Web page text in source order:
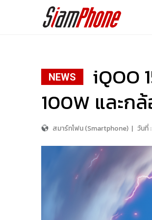
NEWS
iQOO
100W และก
สมาร์ทโฟน (Smartphone) | วันที่ :